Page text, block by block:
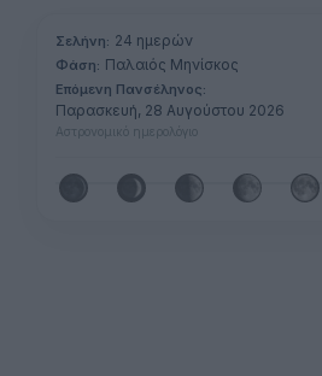
Σελήνη: 24 ημερών
Φάση: Παλαιός Μηνίσκος
Επόμενη Πανσέληνος:
Παρασκευή, 28 Αυγούστου 2026
Αστρονομικό ημερολόγιο